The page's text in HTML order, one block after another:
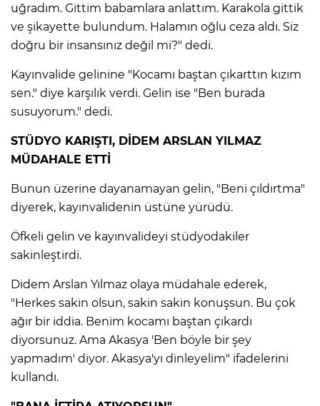
uğradım. Gittim babamlara anlattım. Karakola gittik
ve şikayette bulundum. Halamın oğlu ceza aldı. Siz
doğru bir insansınız değil mi?" dedi.
Kayınvalide gelinine "Kocamı baştan çıkarttın kızım
sen." diye karşılık verdi. Gelin ise "Ben burada
susuyorum." dedi.
STÜDYO KARIŞTI, DİDEM ARSLAN YILMAZ
MÜDAHALE ETTİ
Bunun üzerine dayanamayan gelin, "Beni çıldırtma"
diyerek, kayınvalidenin üstüne yürüdü.
Öfkeli gelin ve kayınvalideyi stüdyodakiler
sakinleştirdi.
Didem Arslan Yılmaz olaya müdahale ederek,
"Herkes sakin olsun, sakin sakin konuşsun. Bu çok
ağır bir iddia. Benim kocamı baştan çıkardı
diyorsunuz. Ama Akasya 'Ben böyle bir şey
yapmadım' diyor. Akasya'yı dinleyelim" ifadelerini
kullandı.